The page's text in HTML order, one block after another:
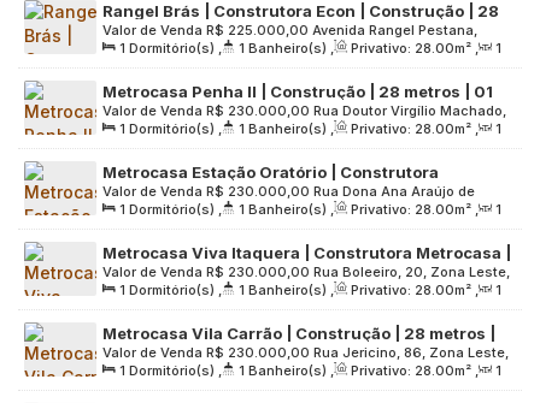
Rangel Brás | Construtora Econ | Construção | 28
metros | 01 suite | com varanda | sem vaga
R$ 225.000,00
Valor de Venda
Avenida Rangel Pestana,
1244, Centro de São Paulo, 03002-000, Brás, São Paulo, São
Paulo, Brasil
1 Dormitório(s) , 1 Banheiro(s) , Privativo: 28.00m² ,
1
Sala(s) , 1 Suíte(s) , Útil: 28.00m² , Terreno: 1883.00m²
Metrocasa Penha II | Construção | 28 metros | 01
dormitório | office | com varanda | sem vaga
R$ 230.000,00
Valor de Venda
Rua Doutor Virgílio Machado,
300, Zona Leste, 03733-180, Vila Pierina, São Paulo, São
Paulo, Brasil
1 Dormitório(s) , 1 Banheiro(s) , Privativo: 28.00m² ,
1
Sala(s) , Útil: 28.00m²
Metrocasa Estação Oratório | Construtora
Metrocasa | Construção | 28 metros | 01 dormitório
| office | com varanda | sem vaga
R$ 230.000,00
Valor de Venda
Rua Dona Ana Araújo de
Paula, 482, Zona Leste, 03274-000, Vila Santa Clara, São
Paulo, São Paulo, Brasil
1 Dormitório(s) , 1 Banheiro(s) , Privativo: 28.00m² ,
1
Sala(s) , Útil: 28.00m² , Terreno: 1846.00m²
Metrocasa Viva Itaquera | Construtora Metrocasa |
Construção | 28 metros | Office | com varanda sem
vaga
R$ 230.000,00
Valor de Venda
Rua Boleeiro, 20, Zona Leste,
08290-640, Itaquera, São Paulo, São Paulo, Brasil
1 Dormitório(s) , 1 Banheiro(s) , Privativo: 28.00m² ,
1
Sala(s) , Útil: 28.00m² , Terreno: 2000.00m²
Metrocasa Vila Carrão | Construção | 28 metros |
01 dormitório | office com varanda | sem vaga
R$ 230.000,00
Valor de Venda
Rua Jericino, 86, Zona Leste,
03442-000, Chácara Califórnia, São Paulo, São Paulo, Brasil
1 Dormitório(s) , 1 Banheiro(s) , Privativo: 28.00m² ,
1
Sala(s) , Útil: 28.00m² , Terreno: 1890.00m²